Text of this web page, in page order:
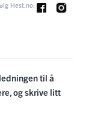
Hest.no:
til å
og skrive litt